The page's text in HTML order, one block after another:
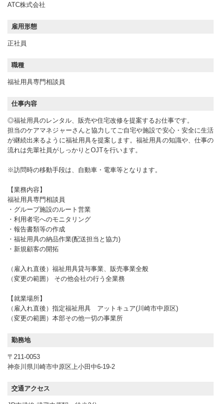
ATC株式会社
雇用形態
正社員
職種
福祉用具専門相談員
仕事内容
◎福祉用具のレンタル、販売や住宅改修を提案するお仕事です。
担当のケアマネジャーさんと協力してご自宅や施設で安心・安全に生活
が継続出来るように福祉用具を提案します。福祉用具の知識や、仕事の
流れは先輩社員がしっかりとOJTを行います。
※訪問時の移動手段は、自動車・電車等となります。
【業務内容】
福祉用具専門相談員
・グループ施設のルート営業
・利用者宅へのモニタリング
・報告書類等の作成
・福祉用具の納品作業(配送担当と協力)
・新規顧客の開拓
（雇入れ直後）福祉用具貸与事業、販売事業全般
（変更の範囲） その他会社の行う全業務
【就業場所】
（雇入れ直後）指定福祉用具 アットキュア(川崎市中原区)
（変更の範囲）本部その他一切の事業所
勤務地
〒211-0053
神奈川県川崎市中原区上小田中6-19-2
交通アクセス